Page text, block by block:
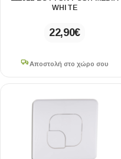
WHITE
22,90€
Αποστολή στο χώρο σου